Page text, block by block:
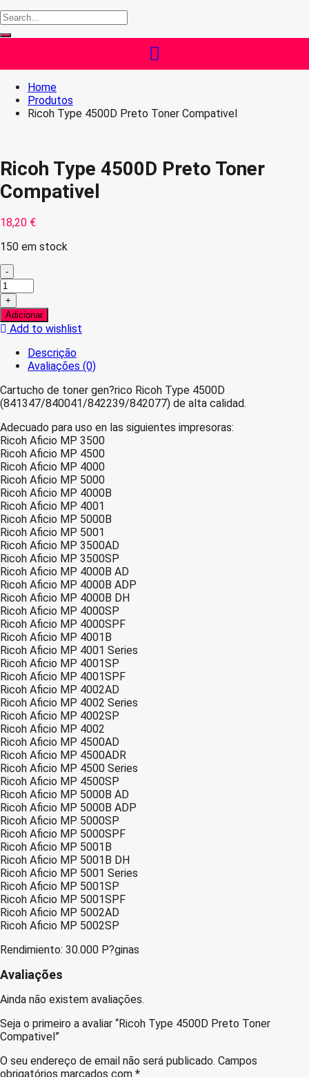
Home
Produtos
Ricoh Type 4500D Preto Toner Compativel
Ricoh Type 4500D Preto Toner
Compativel
18,20 €
150 em stock
-
Quantidade
de
Ricoh
Type
4500D
Preto
Toner
+
Adicionar
Add to wishlist
Descrição
Avaliações (0)
Cartucho de toner gen?rico Ricoh Type 4500D
(841347/840041/842239/842077) de alta calidad.
Adecuado para uso en las siguientes impresoras:
Ricoh Aficio MP 3500
Ricoh Aficio MP 4500
Ricoh Aficio MP 4000
Ricoh Aficio MP 5000
Ricoh Aficio MP 4000B
Ricoh Aficio MP 4001
Ricoh Aficio MP 5000B
Ricoh Aficio MP 5001
Ricoh Aficio MP 3500AD
Ricoh Aficio MP 3500SP
Ricoh Aficio MP 4000B AD
Ricoh Aficio MP 4000B ADP
Ricoh Aficio MP 4000B DH
Ricoh Aficio MP 4000SP
Ricoh Aficio MP 4000SPF
Ricoh Aficio MP 4001B
Ricoh Aficio MP 4001 Series
Ricoh Aficio MP 4001SP
Ricoh Aficio MP 4001SPF
Ricoh Aficio MP 4002AD
Ricoh Aficio MP 4002 Series
Ricoh Aficio MP 4002SP
Ricoh Aficio MP 4002
Ricoh Aficio MP 4500AD
Ricoh Aficio MP 4500ADR
Ricoh Aficio MP 4500 Series
Ricoh Aficio MP 4500SP
Ricoh Aficio MP 5000B AD
Ricoh Aficio MP 5000B ADP
Ricoh Aficio MP 5000SP
Ricoh Aficio MP 5000SPF
Ricoh Aficio MP 5001B
Ricoh Aficio MP 5001B DH
Ricoh Aficio MP 5001 Series
Ricoh Aficio MP 5001SP
Ricoh Aficio MP 5001SPF
Ricoh Aficio MP 5002AD
Ricoh Aficio MP 5002SP
Rendimiento: 30.000 P?ginas
Avaliações
Ainda não existem avaliações.
Seja o primeiro a avaliar “Ricoh Type 4500D Preto Toner
Compativel”
O seu endereço de email não será publicado. Campos
obrigatórios marcados com *